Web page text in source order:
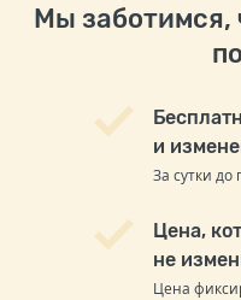
Мы заботимся,
и
За сутки до
Цена,
не
Цена